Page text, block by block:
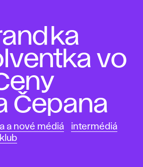
vo
Čepana
a nové médiá
intermédiá